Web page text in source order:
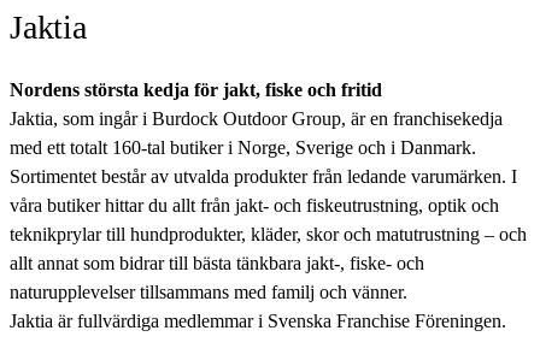
Jaktia
Nordens största kedja för jakt, fiske och fritid
Jaktia, som ingår i Burdock Outdoor Group, är en franchisekedja
med ett totalt 160-tal butiker i Norge, Sverige och i Danmark.
Sortimentet består av utvalda produkter från ledande varumärken. I
våra butiker hittar du allt från jakt- och fiskeutrustning, optik och
teknikprylar till hundprodukter, kläder, skor och matutrustning – och
allt annat som bidrar till bästa tänkbara jakt-, fiske- och
naturupplevelser tillsammans med familj och vänner.
Jaktia är fullvärdiga medlemmar i Svenska Franchise Föreningen.